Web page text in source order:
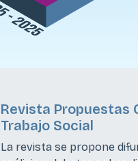
Revista Propuestas
Trabajo Social
La revista se propone